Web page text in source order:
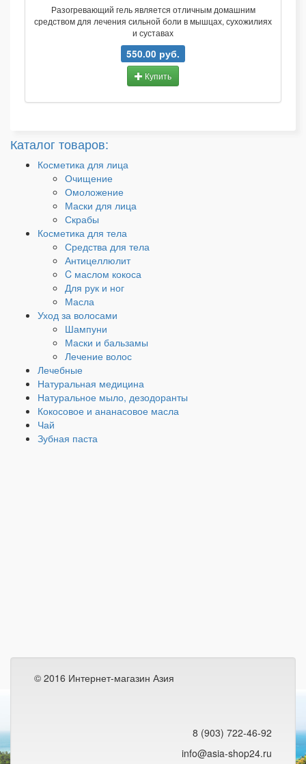
Разогревающий гель является отличным домашним
средством для лечения сильной боли в мышцах, сухожилиях
и суставах
550.00 руб.
Купить
Каталог товаров:
Косметика для лица
Очищение
Омоложение
Маски для лица
Скрабы
Косметика для тела
Средства для тела
Антицеллюлит
C маслом кокоса
Для рук и ног
Масла
Уход за волосами
Шампуни
Маски и бальзамы
Лечение волос
Лечебные
Натуральная медицина
Натуральное мыло, дезодоранты
Кокосовое и ананасовое масла
Чай
Зубная паста
© 2016 Интернет-магазин Азия
8 (903) 722-46-92
info@asia-shop24.ru